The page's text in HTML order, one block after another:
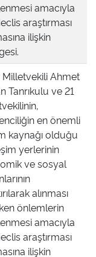
amacıyla
araştırması
ilişkin
Milletvekili Ahmet
Tanrıkulu ve 21
en önemli
kaynağı olduğu
yerlerinin
ve sosyal
alınması
önlemlerin
amacıyla
araştırması
ilişkin